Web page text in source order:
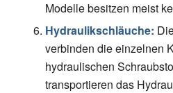
Modelle besitzen meist
Hydraulikschläuche:
verbinden die einzelnen
hydraulischen
transportieren das